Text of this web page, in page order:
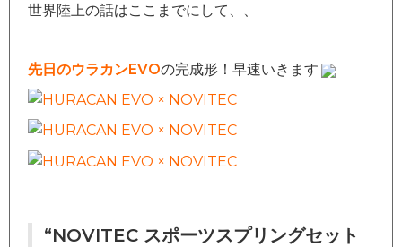
世界陸上の話はここまでにして、、
先日のウラカンEVOの完成形！早速いきます
“NOVITEC スポーツスプリングセット